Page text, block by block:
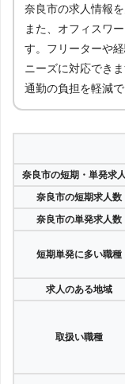
奈良市の求人情報
また、オフィスワ
す。フリーターや
ニーズに対応でき
通勤の負担を軽減で
奈良市の短期・単発求
奈良市の短期求人数
奈良市の単発求人数
短期単発に多い職種
求人のある地域
取扱い職種